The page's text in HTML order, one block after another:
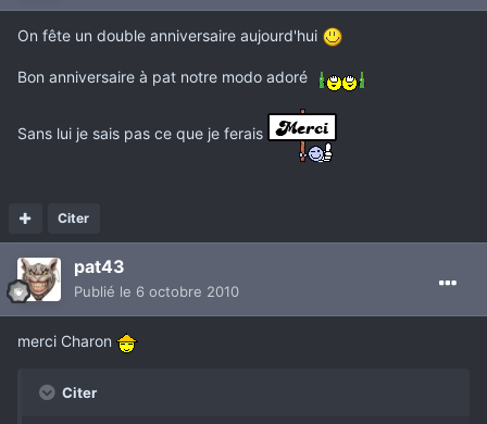
On fête un double anniversaire aujourd'hui
Bon anniversaire à pat notre modo adoré
Sans lui je sais pas ce que je ferais
Citer
pat43
Publié le 6 octobre 2010
merci Charon
Citer